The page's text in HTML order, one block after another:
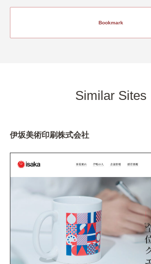
Bookmark
Similar Sites
伊坂美術印刷株式会社